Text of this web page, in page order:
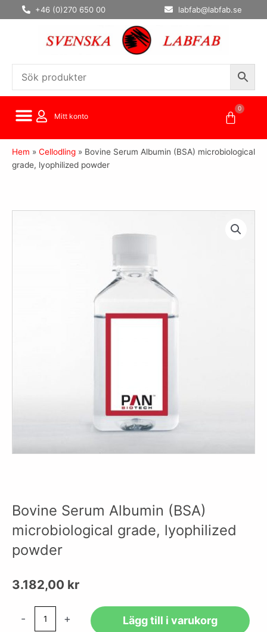
Hoppa
till
+46 (0)270 650 00 labfab@labfab.se
Mitt konto
0
Hem » Cellodling » Bovine Serum Albumin (BSA) microbiological
grade, lyophilized powder
Bovine Serum Albumin (BSA)
microbiological grade, lyophilized
powder
3.182,00 kr
- + Lägg till i varukorg